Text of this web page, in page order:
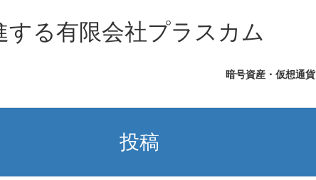
る有限会社プラスカム
暗号資産・仮想通貨
投稿